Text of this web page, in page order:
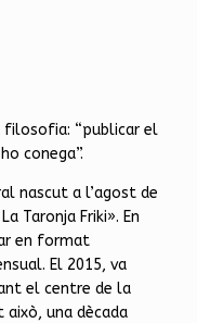
filosofia: “publicar el
conega”.
nascut a l’agost de
Taronja Friki». En
en format
El 2015, va
el centre de la
una dècada